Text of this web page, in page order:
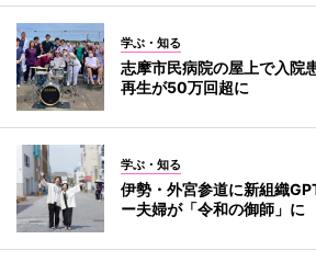
学ぶ・知る
志摩市民病院の屋上で入
再生が50万回超に
学ぶ・知る
伊勢・外宮参道に新組織
ー夫婦が「令和の御師」に